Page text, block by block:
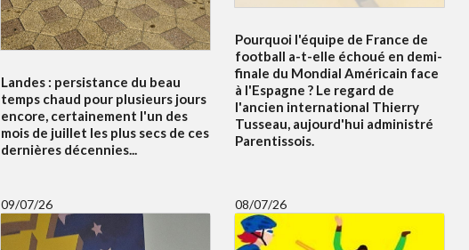
Landes : persistance du beau
temps chaud pour plusieurs jours
encore, certainement l'un des
mois de juillet les plus secs de ces
dernières décennies...
Pourquoi l'équipe de France de
football a-t-elle échoué en demi-
finale du Mondial Américain face
à l'Espagne ? Le regard de
l'ancien international Thierry
Tusseau, aujourd'hui administré
Parentissois.
09/07/26 08/07/26